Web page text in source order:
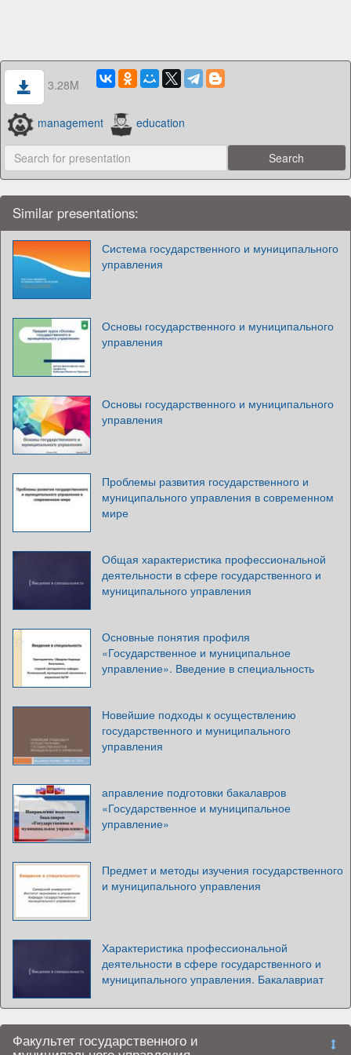
3.28M
management education
Similar presentations:
Система государственного и муниципального
управления
Основы государственного и муниципального
управления
Основы государственного и муниципального
управления
Проблемы развития государственного и
муниципального управления в современном
мире
Общая характеристика профессиональной
деятельности в сфере государственного и
муниципального управления
Основные понятия профиля
«Государственное и муниципальное
управление». Введение в специальность
Новейшие подходы к осуществлению
государственного и муниципального
управления
аправление подготовки бакалавров
«Государственное и муниципальное
управление»
Предмет и методы изучения государственного
и муниципального управления
Характеристика профессиональной
деятельности в сфере государственного и
муниципального управления. Бакалавриат
Факультет государственного и